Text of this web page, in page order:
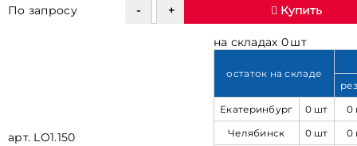
По запросу Купить
арт. LO1.150
на складах 0 шт
остаток на складе
Екатеринбург
0 шт
0
Челябинск
0 шт 0